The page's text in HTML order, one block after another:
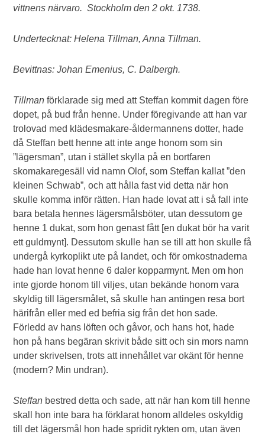
vittnens närvaro. Stockholm den 2 okt. 1738.
Undertecknat: Helena Tillman, Anna Tillman.
Bevittnas: Johan Emenius, C. Dalbergh.
Tillman förklarade sig med att Steffan kommit dagen före
dopet, på bud från henne. Under föregivande att han var
trolovad med klädesmakare-åldermannens dotter, hade
då Steffan bett henne att inte ange honom som sin
”lägersman”, utan i stället skylla på en bortfaren
skomakaregesäll vid namn Olof, som Steffan kallat ”den
kleinen Schwab”, och att hålla fast vid detta när hon
skulle komma inför rätten. Han hade lovat att i så fall inte
bara betala hennes lägersmålsböter, utan dessutom ge
henne 1 dukat, som hon genast fått [en dukat bör ha varit
ett guldmynt]. Dessutom skulle han se till att hon skulle få
undergå kyrkoplikt ute på landet, och för omkostnaderna
hade han lovat henne 6 daler kopparmynt. Men om hon
inte gjorde honom till viljes, utan bekände honom vara
skyldig till lägersmålet, så skulle han antingen resa bort
härifrån eller med ed befria sig från det hon sade.
Förledd av hans löften och gåvor, och hans hot, hade
hon på hans begäran skrivit både sitt och sin mors namn
under skrivelsen, trots att innehållet var okänt för henne
(modern? Min undran).
Steffan bestred detta och sade, att när han kom till henne
skall hon inte bara ha förklarat honom alldeles oskyldig
till det lägersmål hon hade spridit rykten om, utan även